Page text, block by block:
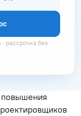
рассрочка без
повышения